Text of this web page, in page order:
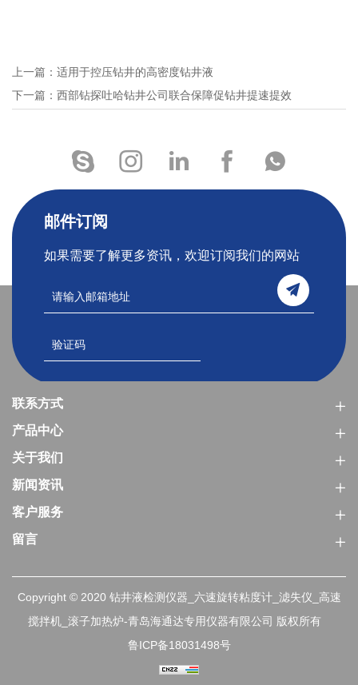
上一篇：适用于控压钻井的高密度钻井液
下一篇：西部钻探吐哈钻井公司联合保障促钻井提速提效
邮件订阅
如果需要了解更多资讯，欢迎订阅我们的网站
联系方式
产品中心
关于我们
新闻资讯
客户服务
留言
Copyright © 2020 钻井液检测仪器_六速旋转粘度计_滤失仪_高速
搅拌机_滚子加热炉-青岛海通达专用仪器有限公司 版权所有
鲁ICP备18031498号